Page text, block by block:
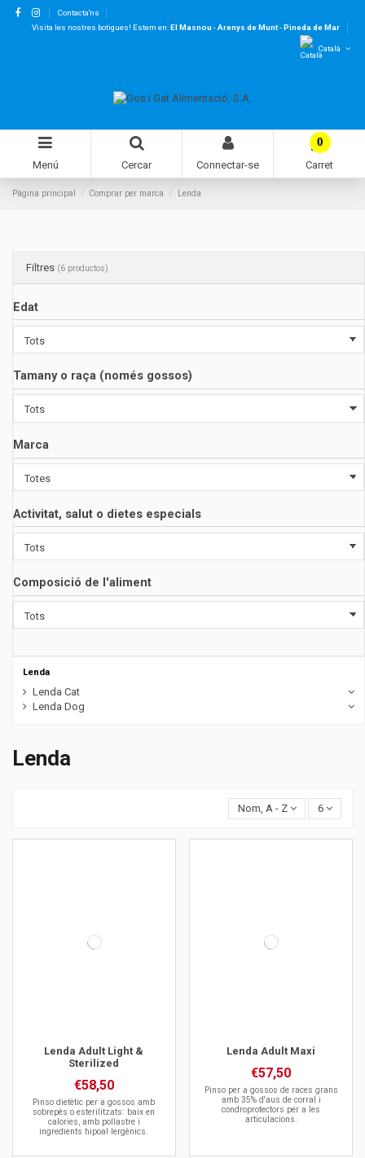
Contacta'ns
Visita les nostres botigues! Estem en:El Masnou-Arenys de Munt-Pineda de Mar
Català
Menú Cercar Connectar-se
0
Carret
Pàgina principal Comprar per marca Lenda
Lenda
Nom, A - Z 6
Lenda Adult Light &
Sterilized
€58,50
Pinso dietètic per a gossos amb
sobrepès o esterilitzats: baix en
calories, amb pollastre i
ingredients hipoal·lergènics.
Lenda Adult Maxi
€57,50
Pinso per a gossos de races grans
amb 35% d'aus de corral i
condroprotectors per a les
articulacions.
Filtres (6 productos)
Edat
Tamany o raça (només gossos)
Marca
Activitat, salut o dietes especials
Composició de l'aliment
Lenda
Lenda Cat
Lenda Dog